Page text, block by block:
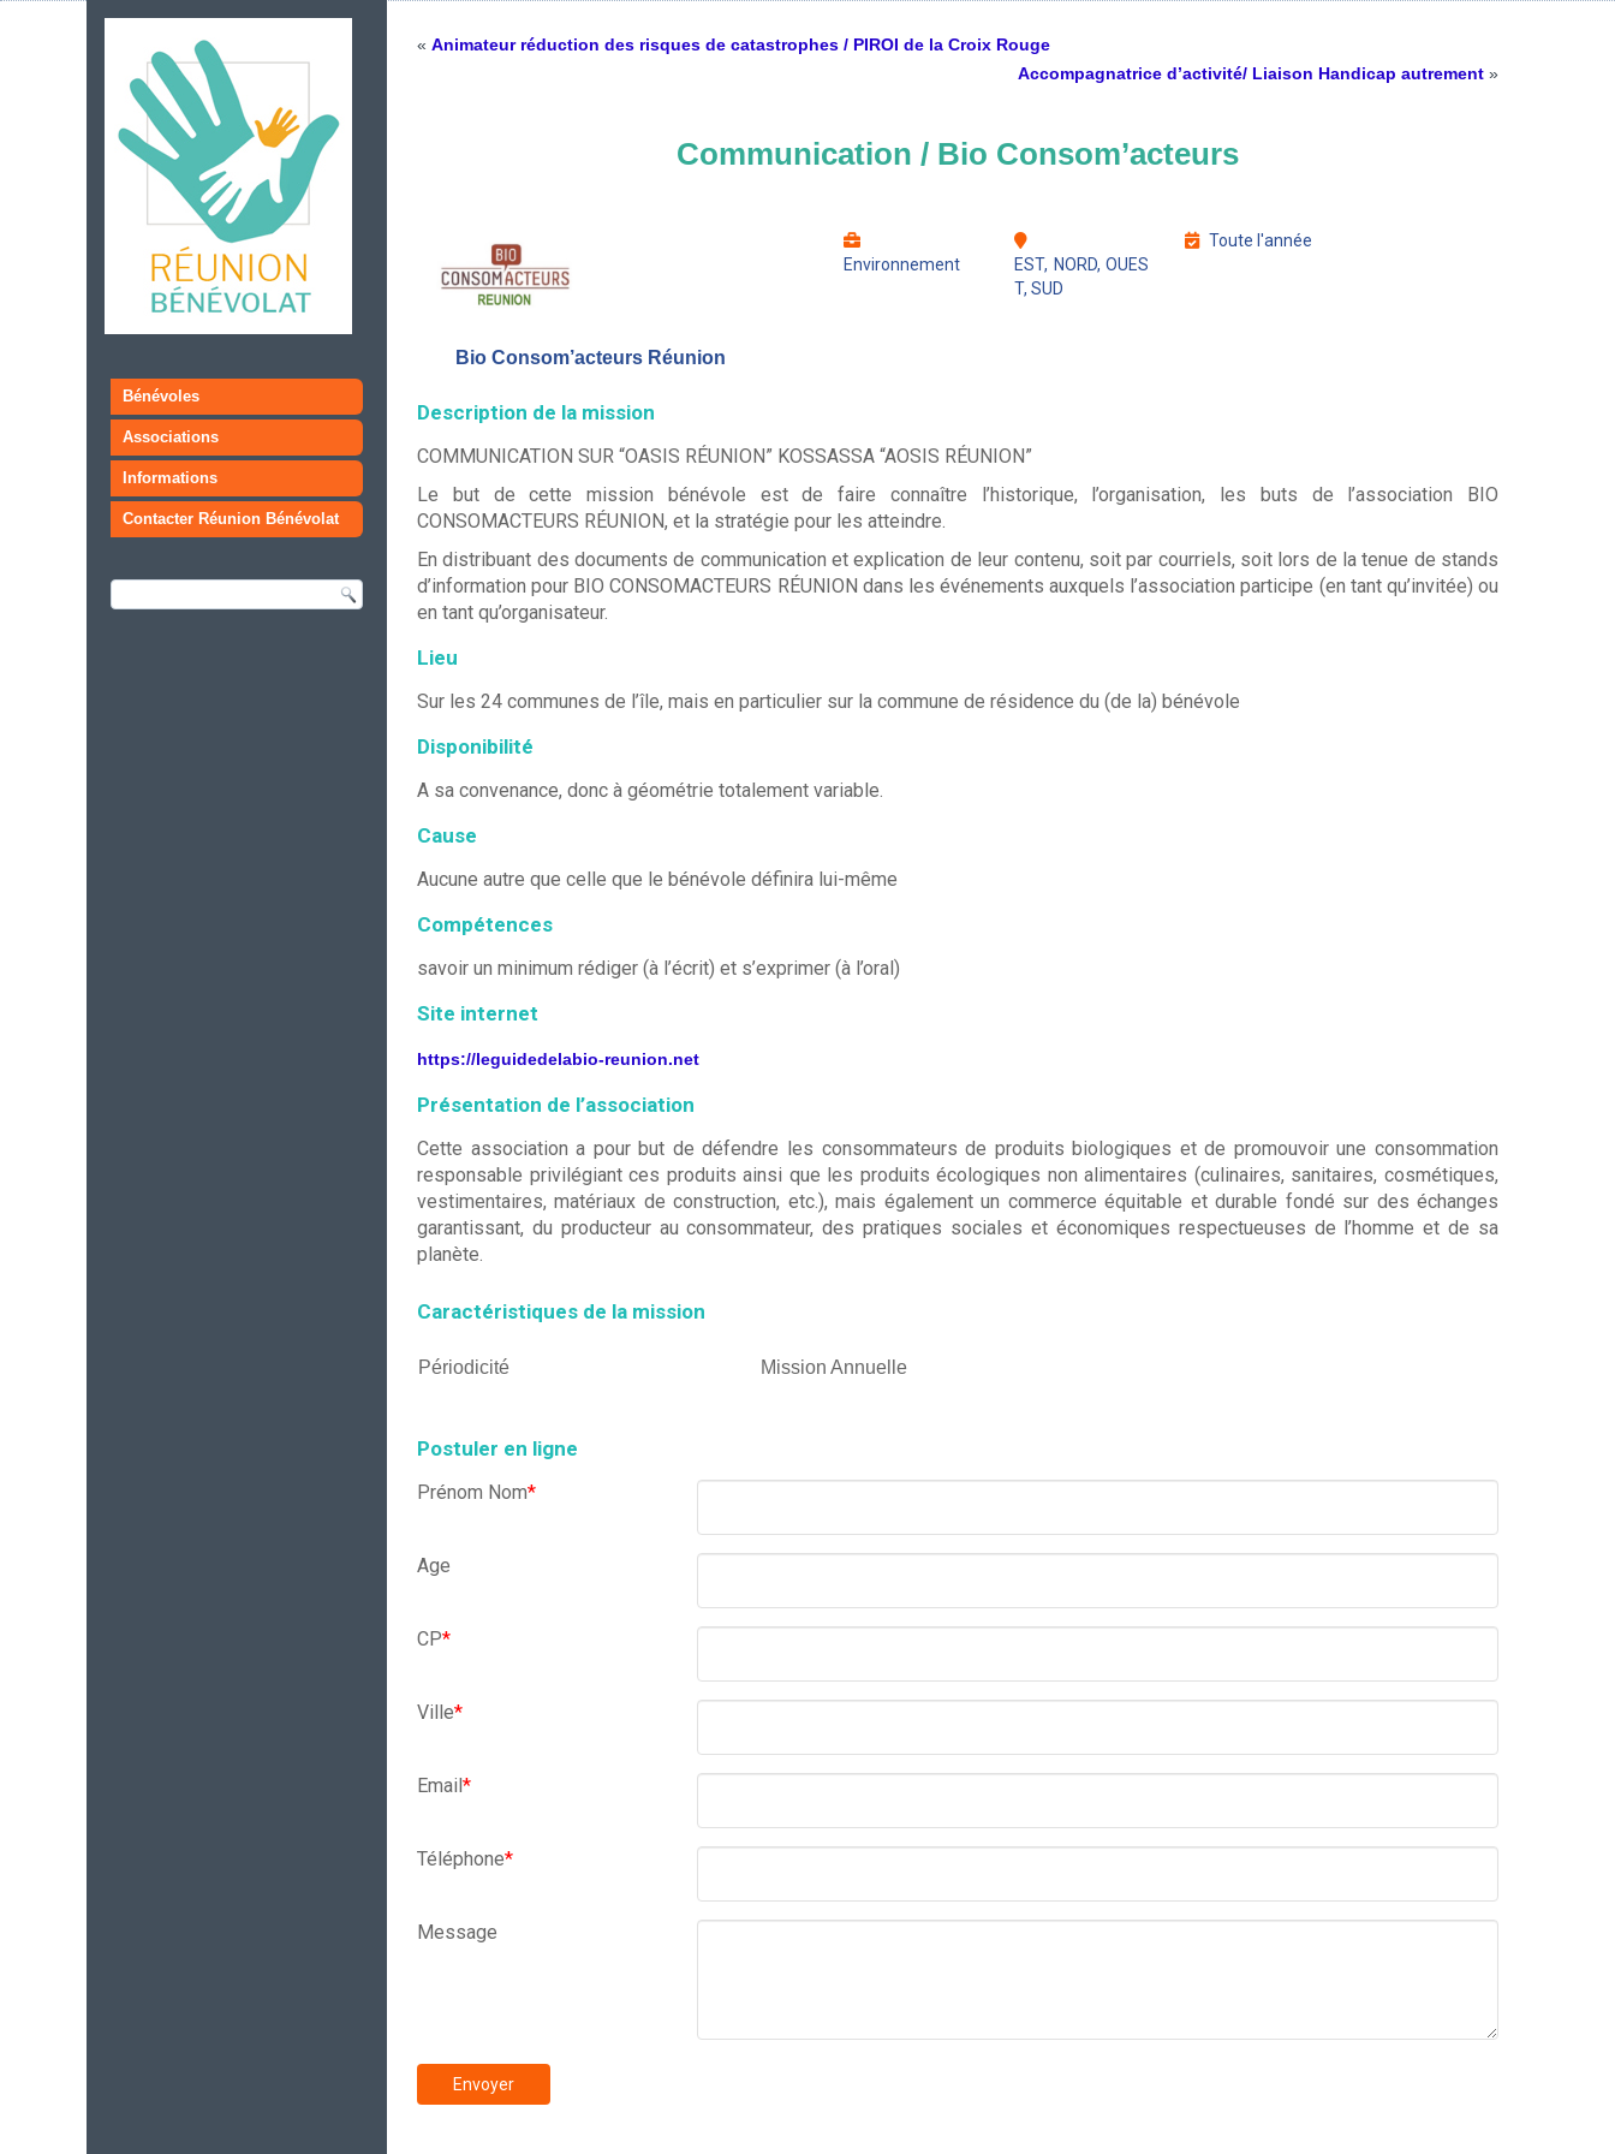
Bénévoles
Associations
Informations
Contacter Réunion Bénévolat
« Animateur réduction des risques de catastrophes / PIROI de la Croix Rouge
Accompagnatrice d’activité/ Liaison Handicap autrement »
Communication / Bio Consom’acteurs
Bio Consom’acteurs Réunion
Environnement
EST, NORD, OUES
T, SUD
Toute l'année
Description de la mission
COMMUNICATION SUR “OASIS RÉUNION” KOSSASSA “AOSIS RÉUNION”
Le but de cette mission bénévole est de faire connaître l’historique, l’organisation, les buts de l’association BIO
CONSOMACTEURS RÉUNION, et la stratégie pour les atteindre.
En distribuant des documents de communication et explication de leur contenu, soit par courriels, soit lors de la tenue de stands
d’information pour BIO CONSOMACTEURS RÉUNION dans les événements auxquels l’association participe (en tant qu’invitée) ou
en tant qu’organisateur.
Lieu
Sur les 24 communes de l’île, mais en particulier sur la commune de résidence du (de la) bénévole
Disponibilité
A sa convenance, donc à géométrie totalement variable.
Cause
Aucune autre que celle que le bénévole définira lui-même
Compétences
savoir un minimum rédiger (à l’écrit) et s’exprimer (à l’oral)
Site internet
https://leguidedelabio-reunion.net
Présentation de l’association
Cette association a pour but de défendre les consommateurs de produits biologiques et de promouvoir une consommation
responsable privilégiant ces produits ainsi que les produits écologiques non alimentaires (culinaires, sanitaires, cosmétiques,
vestimentaires, matériaux de construction, etc.), mais également un commerce équitable et durable fondé sur des échanges
garantissant, du producteur au consommateur, des pratiques sociales et économiques respectueuses de l’homme et de sa
planète.
Caractéristiques de la mission
Périodicité Mission Annuelle
Postuler en ligne
Prénom Nom*
Age
CP*
Ville*
Email*
Téléphone*
Message
Envoyer